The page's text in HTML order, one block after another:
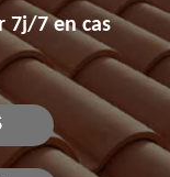
7j/7 en cas